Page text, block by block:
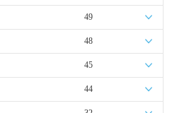
49
48
45
44